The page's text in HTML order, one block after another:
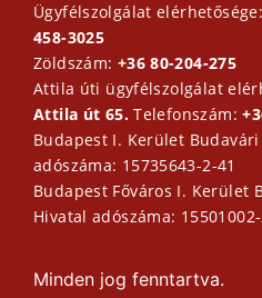
Ügyfélszolgálat
458-3025
Zöldszám: +36 80-204-275
Attila úti ügyfélszolgálat
Attila út 65.Telefonszám:
Budapest I. Kerület
adószáma: 15735643-2-41
Budapest Főváros I. Kerület
Hivatal adószáma: 15501002-
Minden jog fenntartva.